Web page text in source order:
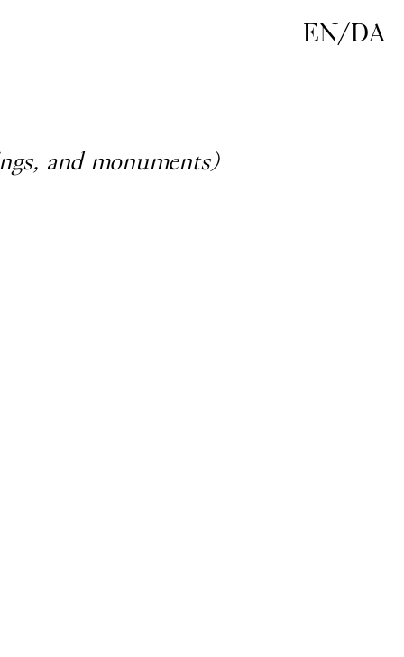
EN/DA
and monuments)